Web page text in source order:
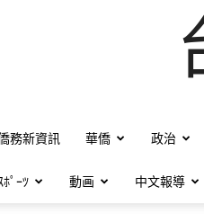
務新資訊 華僑 政治
ﾟｰﾂ 動画 中文報導